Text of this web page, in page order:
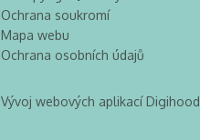
Ochrana soukromí
Mapa webu
Ochrana osobních údajů
Vývoj webových aplikací Digihood